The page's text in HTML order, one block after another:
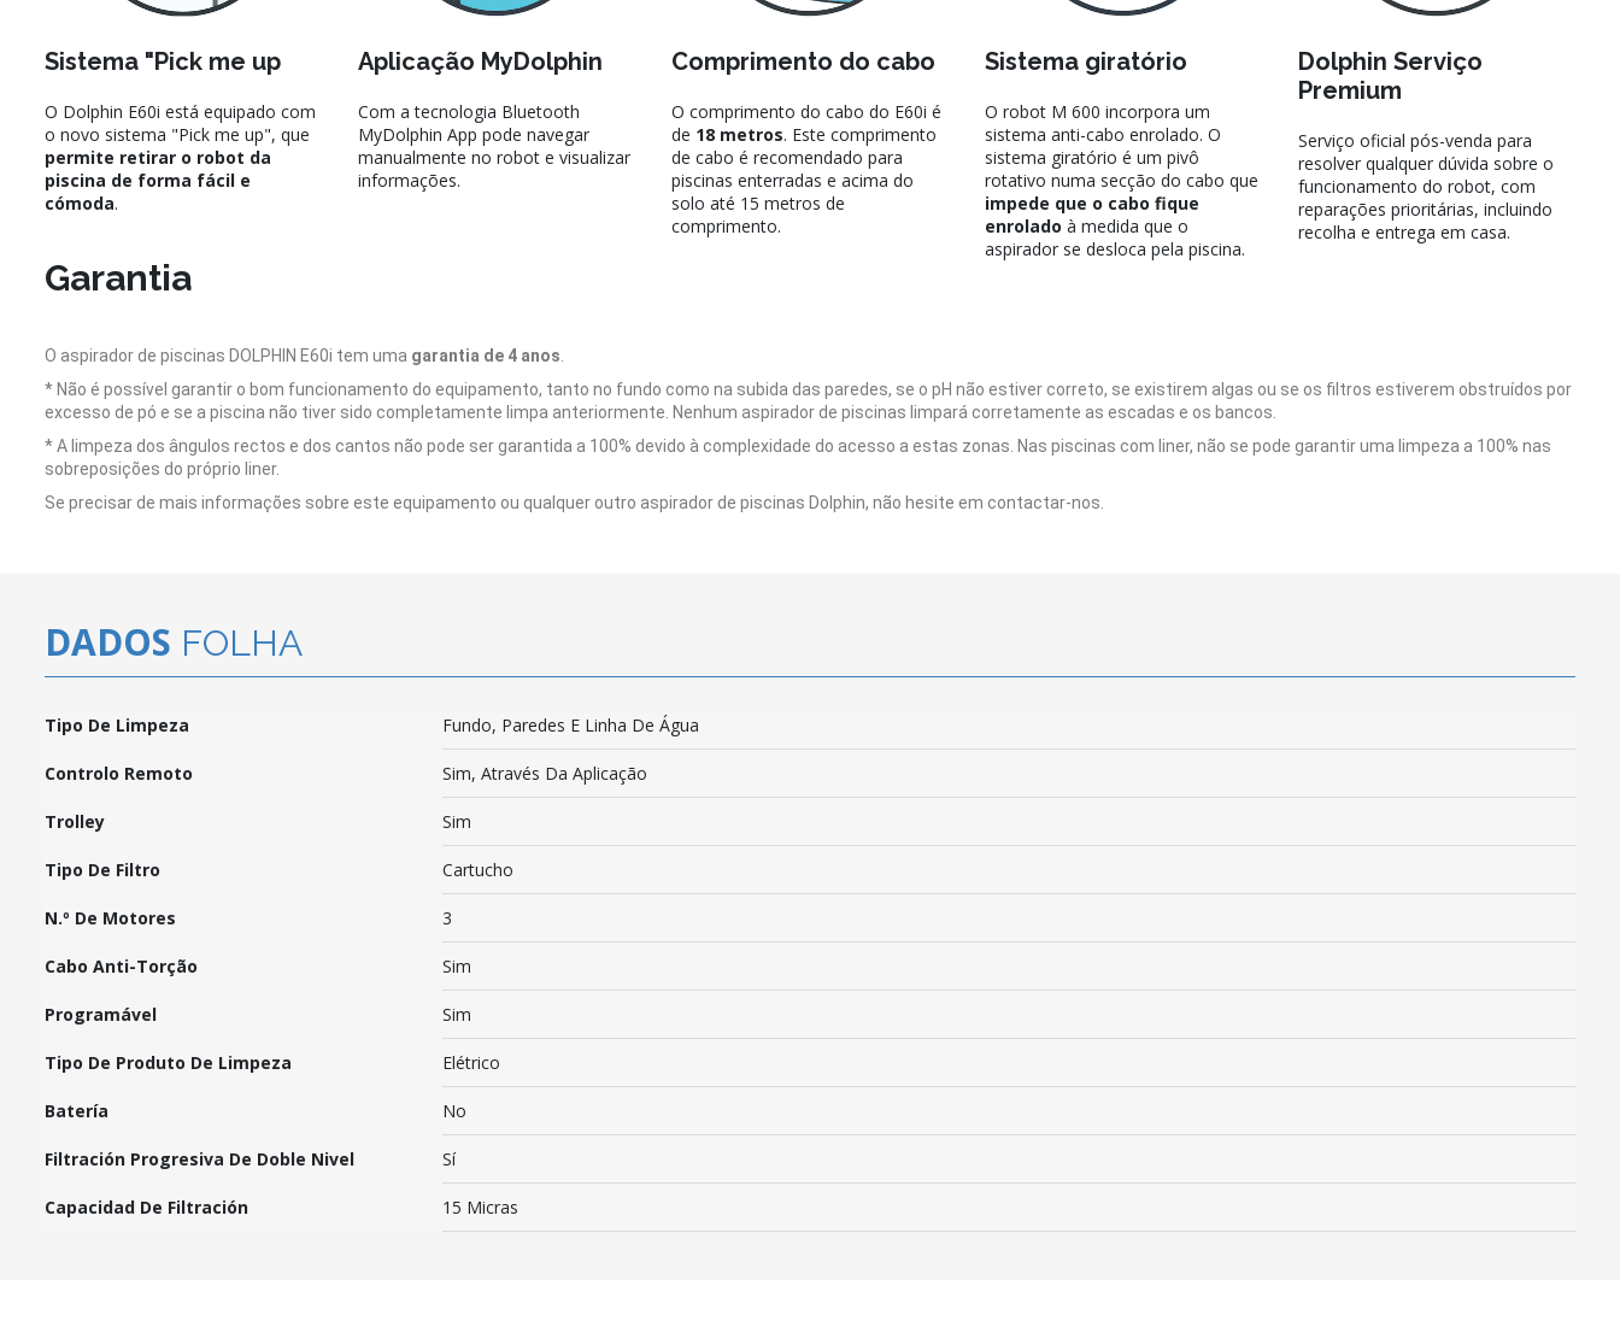
Sistema "Pick me up
O Dolphin E60i está equipado com
o novo sistema "Pick me up", que
permite retirar o robot da
piscina de forma fácil e
cómoda.
Aplicação MyDolphin
Com a tecnologia Bluetooth
MyDolphin App pode navegar
manualmente no robot e visualizar
informações.
Comprimento do cabo
O comprimento do cabo do E60i é
de 18 metros. Este comprimento
de cabo é recomendado para
piscinas enterradas e acima do
solo até 15 metros de
comprimento.
Sistema giratório
O robot M 600 incorpora um
sistema anti-cabo enrolado. O
sistema giratório é um pivô
rotativo numa secção do cabo que
impede que o cabo fique
enrolado à medida que o
aspirador se desloca pela piscina.
Dolphin Serviço
Premium
Serviço oficial pós-venda para
resolver qualquer dúvida sobre o
funcionamento do robot, com
reparações prioritárias, incluindo
recolha e entrega em casa.
Garantia
O aspirador de piscinas DOLPHIN E60i tem uma garantia de 4 anos
* Não é possível garantir o bom funcionamento do equipamento, tanto no fundo como na subida das paredes, se o pH não estiver correto, se existirem algas ou se os filtros estiverem obstruídos por
excesso de pó e se a piscina não tiver sido completamente limpa anteriormente. Nenhum aspirador de piscinas limpará corretamente as escadas e os bancos.
* A limpeza dos ângulos rectos e dos cantos não pode ser garantida a 100% devido à complexidade do acesso a estas zonas. Nas piscinas com liner, não se pode garantir uma limpeza a 100% nas
sobreposições do próprio liner.
Se precisar de mais informações sobre este equipamento ou qualquer outro aspirador de piscinas Dolphin, não hesite em contactar-nos.
DADOS FOLHA
Tipo De Limpeza Fundo, Paredes E Linha De Água
Controlo Remoto Sim, Através Da Aplicação
Trolley Sim
Tipo De Filtro Cartucho
N.º De Motores 3
Cabo Anti-Torção Sim
Programável Sim
Tipo De Produto De Limpeza Elétrico
Batería No
Filtración Progresiva De Doble Nivel Sí
Capacidad De Filtración 15 Micras